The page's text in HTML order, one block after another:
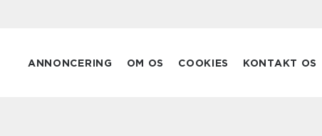
ANNONCERING OM OS COOKIES KONTAKT OS